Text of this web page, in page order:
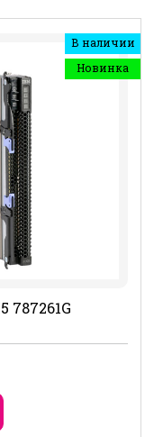
В наличии
Новинка
787261G